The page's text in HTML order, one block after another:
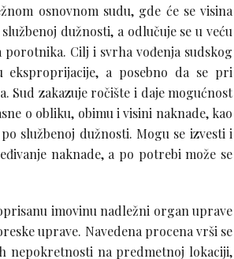
osnovnom sudu, gde će se visina
dužnosti, a odlučuje se u veću
porotnika. Cilj i svrha vođenja sudskog
eksproprijacije, a posebno da se pri
Sud zakazuje ročište i daje mogućnost
o obliku, obimu i visini naknade, kao
službenoj dužnosti. Mogu se izvesti i
naknade, a po potrebi može se
imovinu nadležni organ uprave
uprave. Navedena procena vrši se
nepokretnosti na predmetnoj lokaciji,